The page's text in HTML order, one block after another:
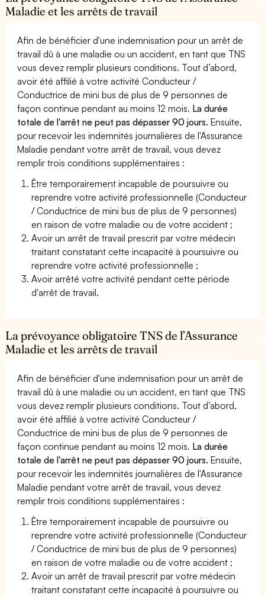
Maladie et les arrêts de travail
Afin de bénéficier d'une indemnisation pour un arrêt de
travail dû à une maladie ou un accident, en tant que TNS
vous devez remplir plusieurs conditions. Tout d’abord,
avoir été affilié à votre activité Conducteur /
Conductrice de mini bus de plus de 9 personnes de
façon continue pendant au moins 12 mois. La durée
totale de l'arrêt ne peut pas dépasser 90 jours. Ensuite,
pour recevoir les indemnités journalières de l'Assurance
Maladie pendant votre arrêt de travail, vous devez
remplir trois conditions supplémentaires :
Être temporairement incapable de poursuivre ou
reprendre votre activité professionnelle (Conducteur
/ Conductrice de mini bus de plus de 9 personnes)
en raison de votre maladie ou de votre accident ;
Avoir un arrêt de travail prescrit par votre médecin
traitant constatant cette incapacité à poursuivre ou
reprendre votre activité professionnelle ;
Avoir arrêté votre activité pendant cette période
d'arrêt de travail.
La prévoyance obligatoire TNS de l’Assurance
Maladie et les arrêts de travail
Afin de bénéficier d'une indemnisation pour un arrêt de
travail dû à une maladie ou un accident, en tant que TNS
vous devez remplir plusieurs conditions. Tout d’abord,
avoir été affilié à votre activité Conducteur /
Conductrice de mini bus de plus de 9 personnes de
façon continue pendant au moins 12 mois. La durée
totale de l'arrêt ne peut pas dépasser 90 jours. Ensuite,
pour recevoir les indemnités journalières de l'Assurance
Maladie pendant votre arrêt de travail, vous devez
remplir trois conditions supplémentaires :
Être temporairement incapable de poursuivre ou
reprendre votre activité professionnelle (Conducteur
/ Conductrice de mini bus de plus de 9 personnes)
en raison de votre maladie ou de votre accident ;
Avoir un arrêt de travail prescrit par votre médecin
traitant constatant cette incapacité à poursuivre ou